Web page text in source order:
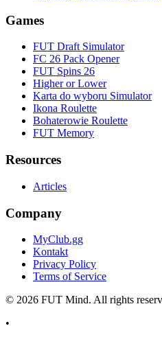
Games
FUT Draft Simulator
FC 26 Pack Opener
FUT Spins 26
Higher or Lower
Karta do wyboru Simulator
Ikona Roulette
Bohaterowie Roulette
FUT Memory
Resources
Articles
Company
MyClub.gg
Kontakt
Privacy Policy
Terms of Service
© 2026 FUT Mind. All rights
•